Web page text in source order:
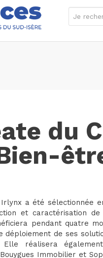
du
a été sélectionnée
et caractérisation de
pendant quatre
de ses
réalisera
Immobilier et